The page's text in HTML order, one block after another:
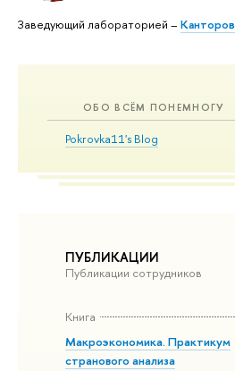
Заведующий лабораторией –
ОБО ВСЁМ ПОНЕМНОГУ
Pokrovka11's Blog
ПУБЛИКАЦИИ
Публикации сотрудников
Книга
Макроэкономика. Практикум
странового анализа